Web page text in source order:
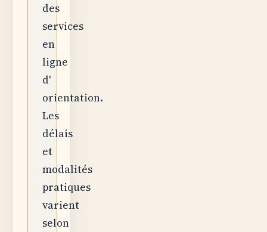
des
services
en
ligne
d'
orientation.
Les
délais
et
modalités
pratiques
varient
selon